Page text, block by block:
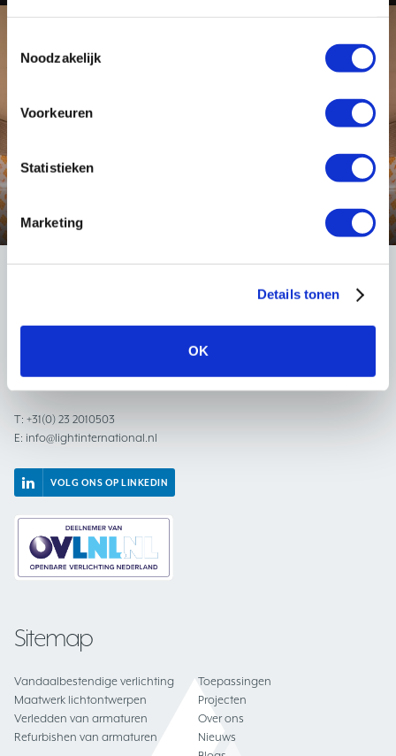
Noodzakelijk
Voorkeuren
Statistieken
Marketing
Details tonen
OK
Toepassing
Tunnel- en onderdoorgang verlichting
T: +31(0) 23 2010503
E: info@lightinternational.nl
VOLG ONS OP LINKEDIN
Sitemap
Vandaalbestendige verlichting
Maatwerk lichtontwerpen
Verledden van armaturen
Refurbishen van armaturen
Toepassingen
Projecten
Over ons
Nieuws